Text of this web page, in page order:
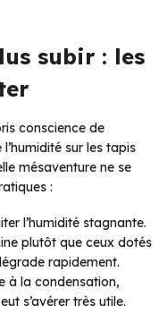
subir : les
conscience de
sur les tapis
mésaventure ne se
:
l’humidité stagnante.
plutôt que ceux dotés
rapidement.
à la condensation,
s’avérer très utile.